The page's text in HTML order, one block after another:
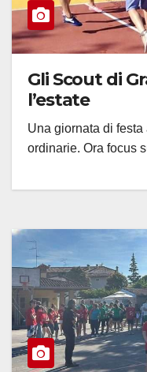
Gli Scout di
l’estate
Una giornata di
ordinarie. Ora focus